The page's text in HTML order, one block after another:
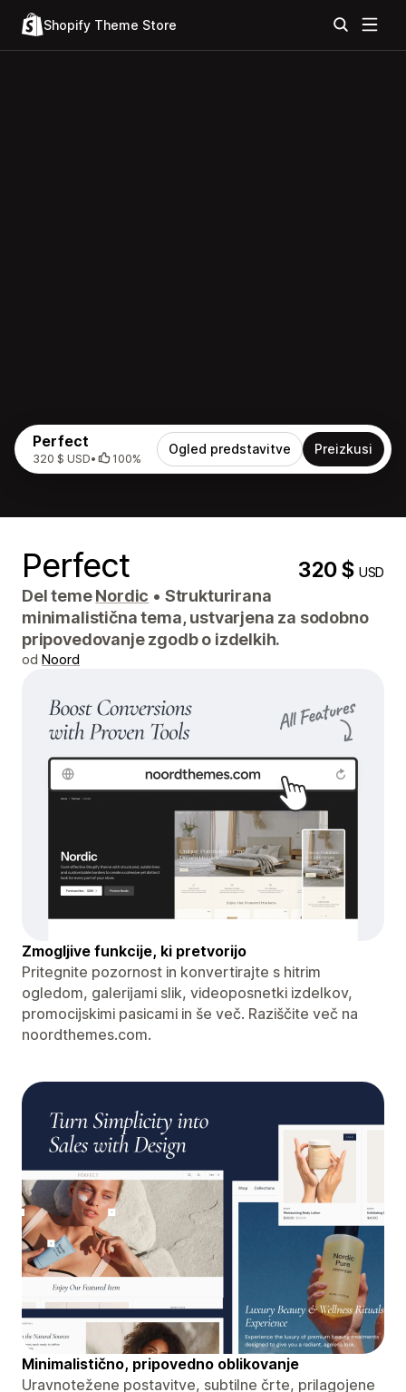
Shopify Theme Store
Perfect
320 $ USD• 100%
Ogled predstavitve Preizkusi
Perfect 320 $USD
Del temeNordic • Strukturirana
minimalistična tema, ustvarjena za sodobno
pripovedovanje zgodb o izdelkih.
od Noord
Zmogljive funkcije, ki pretvorijo
Pritegnite pozornost in konvertirajte s hitrim
ogledom, galerijami slik, videoposnetki izdelkov,
promocijskimi pasicami in še več. Raziščite več na
noordthemes.com.
Minimalistično, pripovedno oblikovanje
Uravnotežene postavitve, subtilne črte, prilagojene